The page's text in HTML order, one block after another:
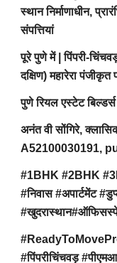
स्थान निर्माणाधीन,
संपत्तियां
पूरे पुणे में | पिंपरी-
दक्षिण) महारेरा पंजीकृत
पुणे रियल एस्टेट
अनंत वी सोंगिरे,
A52100030191,
#1BHK #2BHK
#निवास #अपार्टमेंट
#पिंपरीचिंचवड़